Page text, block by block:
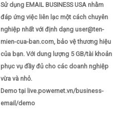
Sử dụng EMAIL BUSINESS USA nhằm
đáp ứng việc liên lạc một cách chuyên
nghiệp nhất với định dạng user@ten-
mien-cua-ban.com, bảo vệ thương hiệu
của bạn. Với dung lượng 5 GB/tài khoản
phục vụ đầy đủ cho các doanh nghiệp
vừa và nhỏ.
Demo tại live.powernet.vn/business-
email/demo